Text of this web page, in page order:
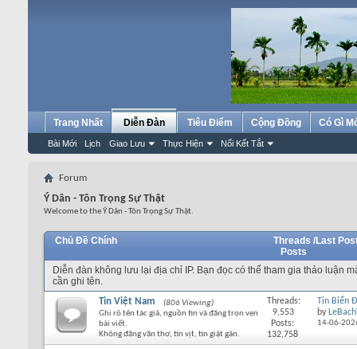
Trang Nhất Diễn Đàn
Bài Mới Lịch Giao Lưu Thực Hiện Nối Kết Tắt
Tiêu Điểm Cộng Đồng Có Gì
Forum
Ý Dân - Tôn Trọng Sự Thật
Welcome to the Ý Dân - Tôn Trọng Sự Thật.
Chủ Đề Chính
Threads /
Posts
Last
Diễn đàn không lưu lại địa chỉ IP. Bạn đọc có thể tham gia thảo luận
cần ghi tên.
Tin Việt Nam
(806 Viewing)
Ghi rõ tên tác giả, nguồn tin và đăng trọn vẹn
bài viết.
Không đăng văn thơ, tin vịt, tin giật gân.
Threads:
9,553
Posts:
132,758
Tin Biển
by
14-06-